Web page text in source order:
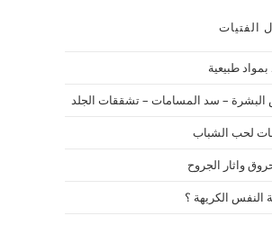
الفتيات
طبيعية
البشرة – سد المسامات – تشققات الجلد
لحب الشباب
واثار الجروح
النفس الكريهة ؟